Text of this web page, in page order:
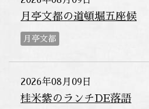
月亭文都の道頓堀五座候
月亭文都
2026年08月09日
桂米紫のランチDE落語